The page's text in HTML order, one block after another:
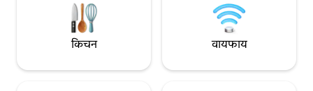
किचन वायफाय